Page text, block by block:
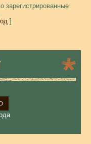
зарегистрированные
]